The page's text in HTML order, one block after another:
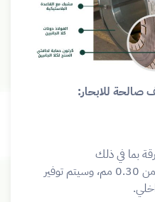
صالحة للابحار:
بما في ذلك
الجانبينلمقاييس رقيقة أقل من 0.30 مم، وسيتم توفير